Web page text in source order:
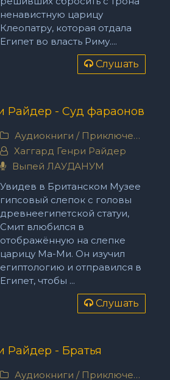
ненавистную царицу
Клеопатру, которая отдала
Египет во власть Риму....
Слушать
Райдер - Суд фараонов
Аудиокниги / Приключения
Хаггард Генри Райдер
Выпей ЛАУДАНУМ
Увидев в Британском Музее
гипсовый слепок с головы
древнеегипетской статуи,
Смит влюбился в
отображённую на слепке
царицу Ма-Ми. Он изучил
египтологию и отправился в
Египет, чтобы ...
Слушать
Райдер - Братья
Аудиокниги / Приключения